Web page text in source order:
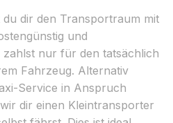
du dir den Transportraum mit
und
nur für den tatsächlich
Fahrzeug. Alternativ
Service in Anspruch
dir einen Kleintransporter